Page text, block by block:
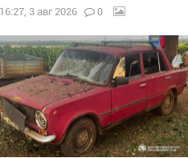
16:27, 3 авг 2026 0